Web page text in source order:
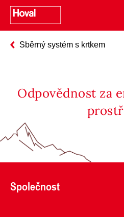
Sběrný systém s krtkem
Odpovědnost za
Společnost